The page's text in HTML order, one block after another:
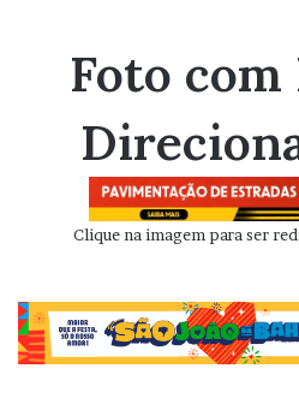
Foto
Clique na imagem para ser